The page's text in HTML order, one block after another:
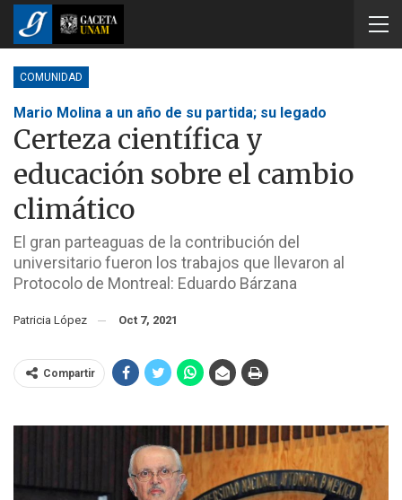
COMUNIDAD
Mario Molina a un año de su partida; su legado
Certeza científica y
educación sobre el cambio
climático
El gran parteaguas de la contribución del
universitario fueron los trabajos que llevaron al
Protocolo de Montreal: Eduardo Bárzana
Patricia López Oct 7, 2021
Compartir